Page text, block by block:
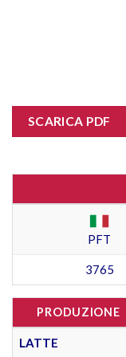
SCARICA PDF
PFT
3765
PRODUZIONE
LATTE